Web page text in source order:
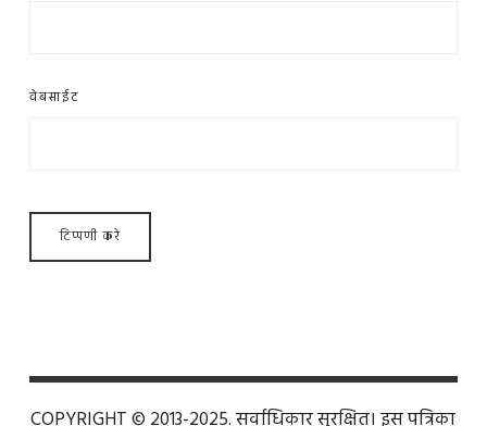
वेबसाईट
COPYRIGHT © 2013-2025. सर्वाधिकार सुरक्षित। इस पत्रिका